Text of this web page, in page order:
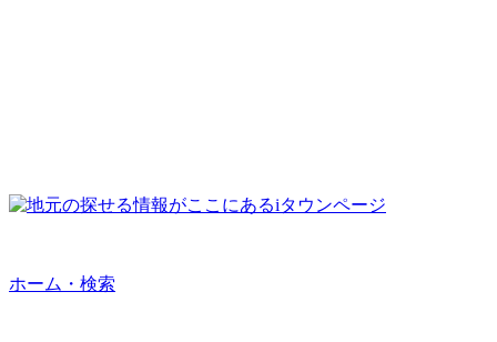
ホーム・検索